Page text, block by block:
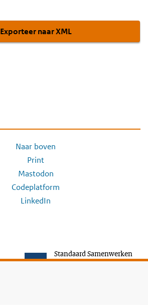
Exporteer naar XML
Naar boven
Print
Mastodon
Codeplatform
LinkedIn
Standaard Samenwerken